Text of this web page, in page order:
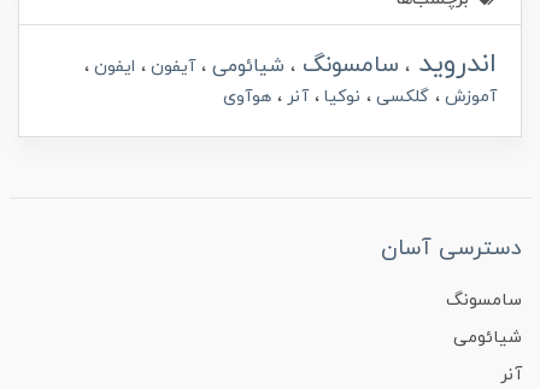
اندروید سامسونگ شیائومی آیفون
ایفون
آموزش
گلکسی نوکیا آنر هوآوی
دسترسی آسان
سامسونگ
شیائومی
آنر